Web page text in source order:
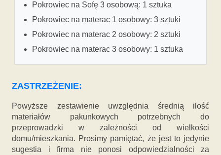
Pokrowiec na Sofę 3 osobową: 1 sztuka
Pokrowiec na materac 1 osobowy: 3 sztuki
Pokrowiec na materac 2 osobowy: 2 sztuki
Pokrowiec na materac 3 osobowy: 1 sztuka
ZASTRZEŻENIE:
Powyższe zestawienie uwzględnia średnią ilość
materiałów pakunkowych potrzebnych do
przeprowadzki w zależności od wielkości
domu/mieszkania. Prosimy pamiętać, że jest to jedynie
sugestia i firma nie ponosi odpowiedzialności za